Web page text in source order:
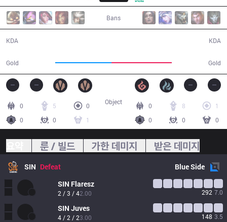
Bans
KDA
Gold Gold
KDA
0 5
0
0
0 1
0 8
1
0
0 0
Object
룬 / 빌드 가한 데미지 받은 데미지
SIN Defeat BlueSide
SIN Flaresz
2 / 3 / 42.00 292 7.0
SIN Juves
4 / 2 / 23.00 148 3.5